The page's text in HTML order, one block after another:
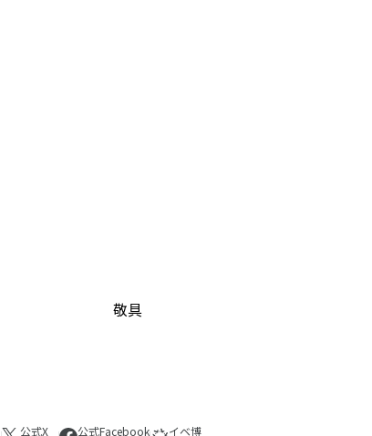
敬具
公式X 公式Facebook イベ博